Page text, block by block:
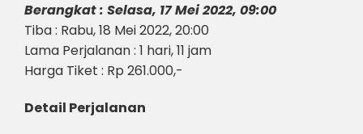
Berangkat : Selasa, 17 Mei 2022, 09:00
Tiba : Rabu, 18 Mei 2022, 20:00
Lama Perjalanan : 1 hari, 11 jam
Harga Tiket : Rp 261.000,-
Detail Perjalanan